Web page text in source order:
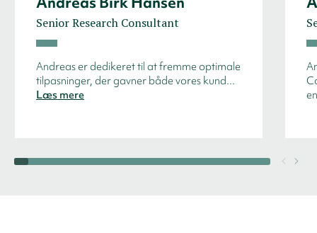
Senior Research Consultant
Andreas er dedikeret til at fremme optimale
tilpasninger, der gavner både vores kund...
Læs mere